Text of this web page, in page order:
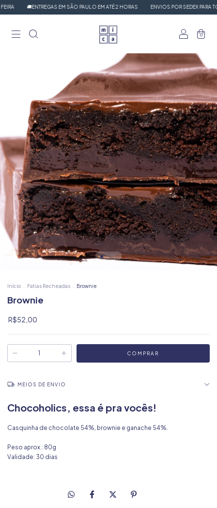
🚚ENTREGAS EM SÃO PAULO EM ATÉ 2 HORAS ENVIOS POR SEDEX PARA
0
Início Fatias Recheadas Brownie
Brownie
R$52,00
MEIOS DE ENVIO
Chocoholics, essa é pra vocês!
Casquinha de chocolate 54%, brownie e ganache 54%.
Peso aprox.: 80g
Validade: 30 dias